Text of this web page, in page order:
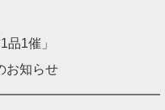
1催」
お知らせ